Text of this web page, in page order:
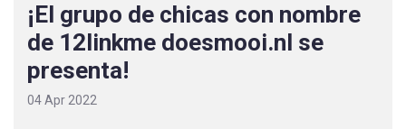
¡El grupo de chicas con nombre
de 12linkme doesmooi.nl se
presenta!
04 Apr 2022